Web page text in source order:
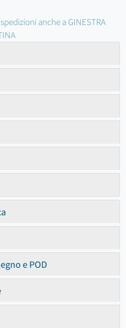
anche a GINESTRA
e POD